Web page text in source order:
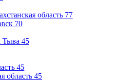
область 77
70
Тыва 45
45
область 45